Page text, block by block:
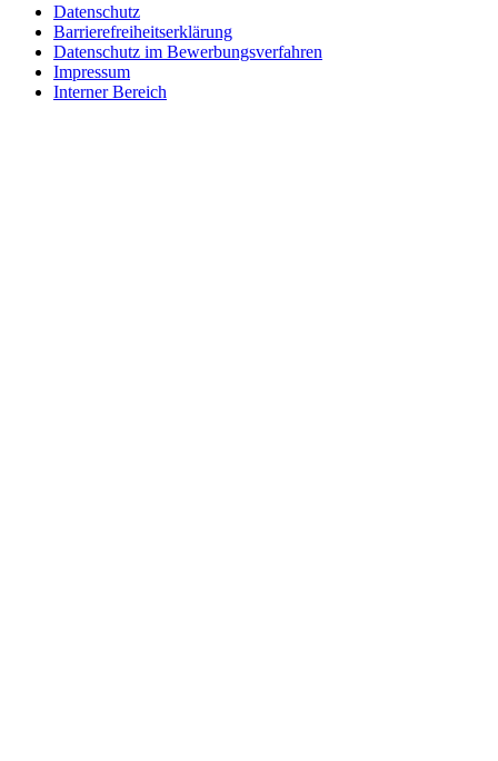
Datenschutz
Barrierefreiheitserklärung
Datenschutz im Bewerbungsverfahren
Impressum
Interner Bereich